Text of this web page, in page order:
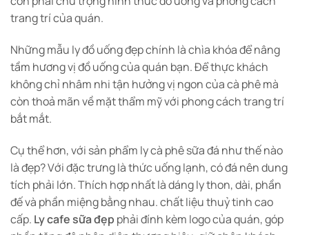
trang trí của quán.
Những mẫu ly đồ uống đẹp chính là chìa khóa để nâng
tầm hương vị đồ uống của quán bạn. Để thực khách
không chỉ nhâm nhi tận hưởng vị ngon của cà phê mà
còn thoả mãn về mặt thẩm mỹ với phong cách trang trí
bắt mắt.
Cụ thể hơn, với sản phẩm ly cà phê sữa đá như thế nào
là đẹp? Với đặc trưng là thức uống lạnh, có đá nên dung
tích phải lớn. Thích hợp nhất là dáng ly thon, dài, phần
đế và phần miệng bằng nhau. chất liệu thuỷ tinh cao
cấp. Ly cafe sữa đẹp phải đính kèm logo của quán, góp